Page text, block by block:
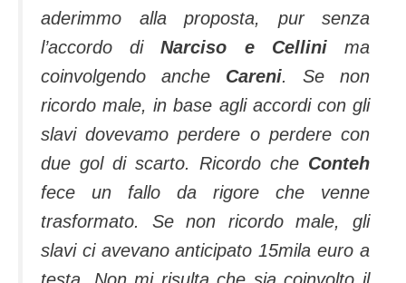
aderimmo alla proposta, pur senza
l’accordo diNarciso e Cellinima
coinvolgendo anche Careni. Se non
ricordo male, in base agli accordi con gli
slavi dovevamo perdere o perdere con
due gol di scarto. Ricordo che Conteh
fece un fallo da rigore che venne
trasformato. Se non ricordo male, gli
slavi ci avevano anticipato 15mila euro a